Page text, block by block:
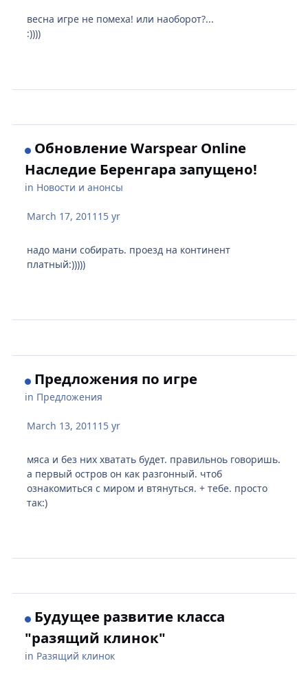
весна игре не помеха! или наоборот?...
:))))
Обновление Warspear Online
Наследие Беренгара запущено!
in Новости и анонсы
March 17, 2011 15 yr
надо мани собирать. проезд на континент
платный:)))))
Предложения по игре
in Предложения
March 13, 2011 15 yr
мяса и без них хватать будет. правильноь говоришь.
а первый остров он как разгонный. чтоб
ознакомиться с миром и втянуться. + тебе. просто
так:)
Будущее развитие класса
"разящий клинок"
in Разящий клинок